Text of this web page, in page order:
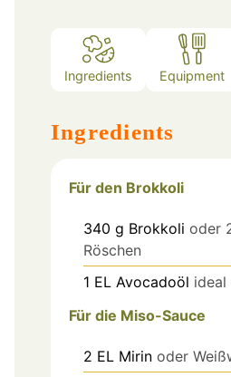
Ingredients Equipment
Ingredients
Für den Brokkoli
340 g Brokkoli oder
Röschen
1 EL Avocadoöl ideal
Für die Miso-Sauce
2 EL Mirin oder